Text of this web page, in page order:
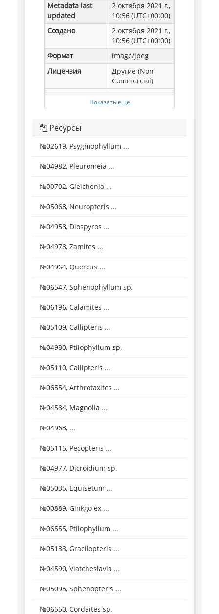
Metadata last
updated
2 октября 2021 г.,
10:56 (UTC+00:00)
Создано
2 октября 2021 г.,
10:56 (UTC+00:00)
Формат
image/jpeg
Лицензия
Другие (Non-
Commercial)
Показать еще
Ресурсы
№02619, Psygmophyllum ...
№04982, Pleuromeia ...
№00702, Gleichenia ...
№05068, Neuropteris ...
№04958, Diospyros ...
№04978, Zamites ...
№04964, Quercus ...
№06547, Sphenophyllum sp.
№06196, Calamites ...
№05109, Callipteris ...
№04980, Ptilophyllum sp.
№05110, Callipteris ...
№06554, Arthrotaxites ...
№04584, Magnolia ...
№04963, ...
№05115, Pecopteris ...
№04977, Dicroidium sp.
№05035, Equisetum ...
№00889, Ginkgo ex ...
№06555, Ptilophyllum ...
№05133, Gracilopteris ...
№04590, Viatcheslavia ...
№05095, Sphenopteris ...
№06550, Cordaites sp.